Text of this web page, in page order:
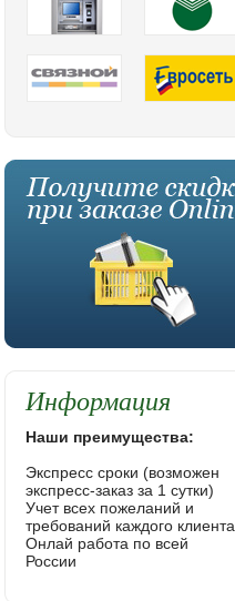
Информация
Наши преимущества:
Экспресс сроки (возможен
экспресс-заказ за 1 сутки)
Учет всех пожеланий и
требований каждого клиента
Онлай работа по всей
России